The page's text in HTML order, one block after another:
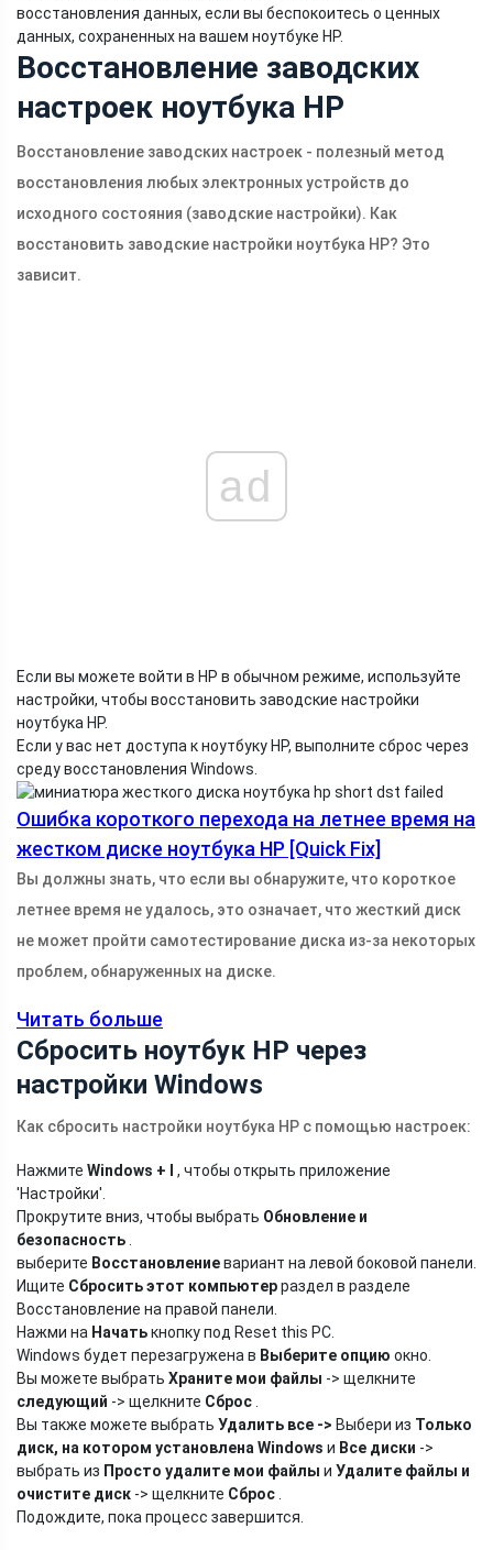
восстановления данных, если вы беспокоитесь о ценных
данных, сохраненных на вашем ноутбуке HP.
Восстановление заводских
настроек ноутбука HP
Восстановление заводских настроек - полезный метод
восстановления любых электронных устройств до
исходного состояния (заводские настройки). Как
восстановить заводские настройки ноутбука HP? Это
зависит.
ad
Если вы можете войти в HP в обычном режиме, используйте
настройки, чтобы восстановить заводские настройки
ноутбука HP.
Если у вас нет доступа к ноутбуку HP, выполните сброс через
среду восстановления Windows.
Ошибка короткого перехода на летнее время на
жестком диске ноутбука HP [Quick Fix]
Вы должны знать, что если вы обнаружите, что короткое
летнее время не удалось, это означает, что жесткий диск
не может пройти самотестирование диска из-за некоторых
проблем, обнаруженных на диске.
Читать больше
Сбросить ноутбук HP через
настройки Windows
Как сбросить настройки ноутбука HP с помощью настроек:
Нажмите Windows + I
, чтобы открыть приложение
'Настройки'.
Прокрутите вниз, чтобы выбрать Обновление и
безопасность
выберите Восстановлениевариант на левой боковой панели.
Ищите Сбросить этот компьютерраздел в разделе
Восстановление на правой панели.
Нажми на Начатькнопку под Reset this PC.
Windows будет перезагружена в Выберите опцию окно.
Вы можете выбрать Храните мои файлы -> щелкните
следующий -> щелкните Сброс
Вы также можете выбрать Удалить все -> Выбери из Только
диск, на котором установлена ​​Windows и Все диски ->
выбрать из Просто удалите мои файлы и Удалите файлы и
очистите диск -> щелкните Сброс
Подождите, пока процесс завершится.